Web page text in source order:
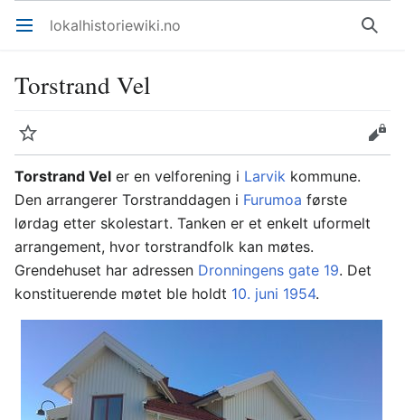
Åpne hovedmenyen lokalhistoriewiki.no Søk
Torstrand Vel
Overvåk
Rediger
Torstrand Vel er en velforening i Larvik kommune.
Den arrangerer Torstranddagen i Furumoa første
lørdag etter skolestart. Tanken er et enkelt uformelt
arrangement, hvor torstrandfolk kan møtes.
Grendehuset har adressen Dronningens gate 19. Det
konstituerende møtet ble holdt 10. juni 1954.